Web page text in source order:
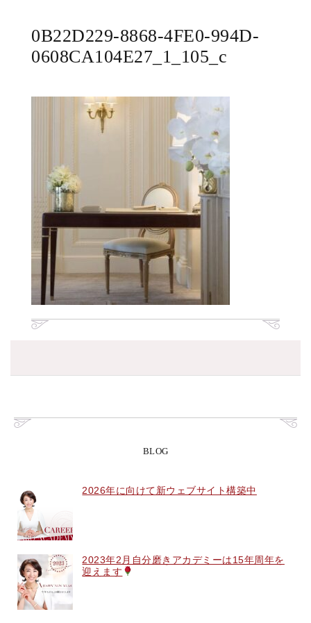
0B22D229-8868-4FE0-994D-
0608CA104E27_1_105_c
BLOG
2026年に向けて新ウェブサイト構築中
2023年2月自分磨きアカデミーは15年周年を
迎えます